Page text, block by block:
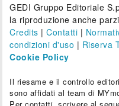
GEDI Gruppo Editoriale
la riproduzione anche
Credits |Contatti |
condizioni d'uso | Riserva
Cookie Policy
Il riesame e il controllo
sono affidati al team di